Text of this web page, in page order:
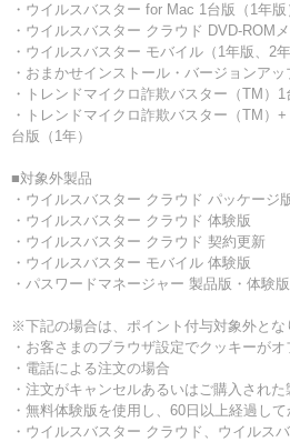
・ウイルスバスター for Mac 1台版（1年版
・ウイルスバスター クラウド DVD-ROM
・ウイルスバスター モバイル（1年版、2年
・おまかせインストール・バージョンアッ
・トレンドマイクロ詐欺バスター（TM）1
・トレンドマイクロ詐欺バスター（TM）
台版（1年）
■対象外製品
・ウイルスバスター クラウド パッケージ
・ウイルスバスター クラウド 体験版
・ウイルスバスター クラウド 契約更新
・ウイルスバスター モバイル 体験版
・パスワードマネージャー 製品版・体験版
※下記の場合は、ポイント付与対象外とな
・お客さまのブラウザ設定でクッキーが
・電話による注文の場合
・注文がキャンセルあるいはご購入され
・無料体験版を使用し、60日以上経過し
・ウイルスバスター クラウド、ウイルス